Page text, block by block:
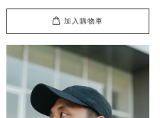
加入購物車